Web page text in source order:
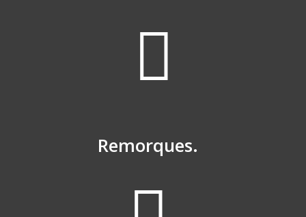
Remorques.